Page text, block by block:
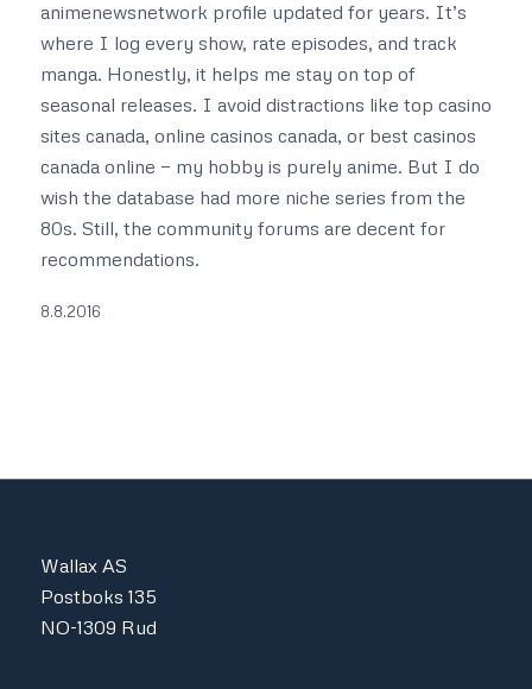
animenewsnetwork profile updated for years. It’s
where I log every show, rate episodes, and track
manga. Honestly, it helps me stay on top of
seasonal releases. I avoid distractions like top casino
sites canada, online casinos canada, or best casinos
canada online — my hobby is purely anime. But I do
wish the database had more niche series from the
80s. Still, the community forums are decent for
recommendations.
8.8.2016
Wallax AS
Postboks 135
NO-1309 Rud